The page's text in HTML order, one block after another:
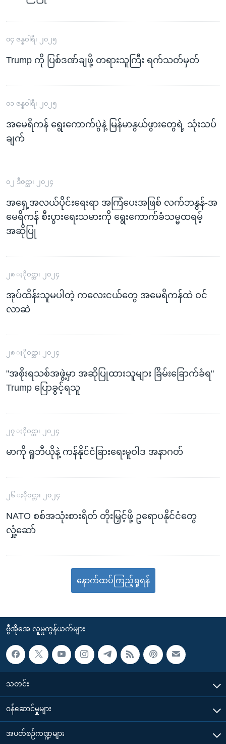
၀၄ ဇန္နဝါရီ၊ ၂၀၂၅
Trump ကို ပြစ်ဒဏ်ချဖို့ တရားသူကြီး ရက်သတ်မှတ်
၀၁ ဇန္နဝါရီ၊ ၂၀၂၅
အမေရိကန် ရွေးကောက်ပွဲနဲ့ မြန်မာနွယ်ဖွားတွေရဲ့ သုံးသပ်
ချက်
၀၂ ဒီဇင္ဘာ၊ ၂၀၂၄
အရှေ့အလယ်ပိုင်းရေးရာ အကြံပေးအဖြစ် လက်ဘနွန်-အ
မေရိကန် စီးပွားရေးသမားကို ရွေးကောက်ခံသမ္မထရမ့်
အဆိုပြု
၂၈ ႏိုဝင္ဘာ၊ ၂၀၂၄
အုပ်ထိန်းသူမပါတဲ့ ကလေးငယ်တွေ အမေရိကန်ထဲ ဝင်
လာဆဲ
၂၈ ႏိုဝင္ဘာ၊ ၂၀၂၄
"အစိုးရသစ်အဖွဲ့မှာ အဆိုပြုထားသူများ ခြိမ်းခြောက်ခံရ"
Trump ပြောခွင့်ရသူ
၂၇ ႏိုဝင္ဘာ၊ ၂၀၂၄
မာကို ရူဘီယိုနဲ့ ကန်နိုင်ငံခြားရေးမူဝါဒ အနာဂတ်
၂၆ ႏိုဝင္ဘာ၊ ၂၀၂၄
NATO စစ်အသုံးစားရိတ် တိုးမြှင့်ဖို့ ဥရောပနိုင်ငံတွေ
လှုံ့ဆော်
နောက်ထပ်ကြည့်ရှုရန်
ဗွီအိုအေ လူမှုကွန်ယက်များ
သတင်း
၀န်ဆောင်မှုများ
အပတ်စဉ်ကဏ္ဍများ